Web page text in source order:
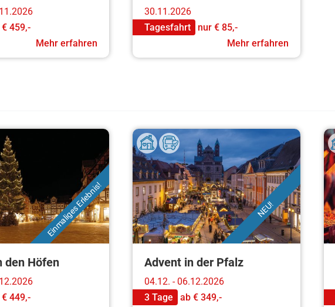
€ 459,-
Mehr erfahren
30.11.2026
Tagesfahrt
nur € 85,-
Mehr erfahren
Einmaliges Erlebnis!
den Höfen
€ 449,-
NEU!
Advent in der Pfalz
04.12. - 06.12.2026
3 Tage
ab € 349,-